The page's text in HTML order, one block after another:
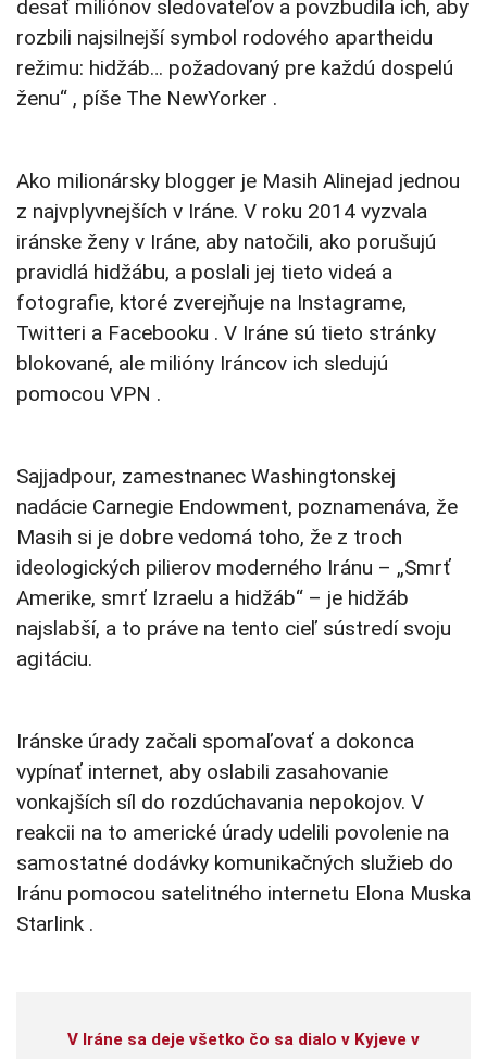
desať miliónov sledovateľov a povzbudila ich, aby
rozbili najsilnejší symbol rodového apartheidu
režimu: hidžáb… požadovaný pre každú dospelú
ženu“ , píše The NewYorker .
Ako milionársky blogger je Masih Alinejad jednou
z najvplyvnejších v Iráne. V roku 2014 vyzvala
iránske ženy v Iráne, aby natočili, ako porušujú
pravidlá hidžábu, a poslali jej tieto videá a
fotografie, ktoré zverejňuje na Instagrame,
Twitteri a Facebooku . V Iráne sú tieto stránky
blokované, ale milióny Iráncov ich sledujú
pomocou VPN .
Sajjadpour, zamestnanec Washingtonskej
nadácie Carnegie Endowment, poznamenáva, že
Masih si je dobre vedomá toho, že z troch
ideologických pilierov moderného Iránu – „Smrť
Amerike, smrť Izraelu a hidžáb“ – je hidžáb
najslabší, a to práve na tento cieľ sústredí svoju
agitáciu.
Iránske úrady začali spomaľovať a dokonca
vypínať internet, aby oslabili zasahovanie
vonkajších síl do rozdúchavania nepokojov. V
reakcii na to americké úrady udelili povolenie na
samostatné dodávky komunikačných služieb do
Iránu pomocou satelitného internetu Elona Muska
Starlink .
V Iráne sa deje všetko čo sa dialo v Kyjeve v